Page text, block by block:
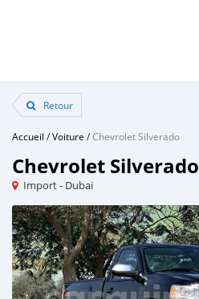
Retour
Accueil /Voiture /Chevrolet Silverado
Chevrolet Silverado
Import - Dubai